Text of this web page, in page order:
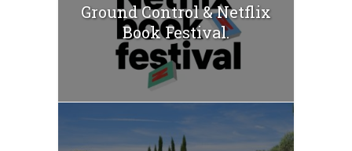
Ground Control & Netflix
Book Festival.